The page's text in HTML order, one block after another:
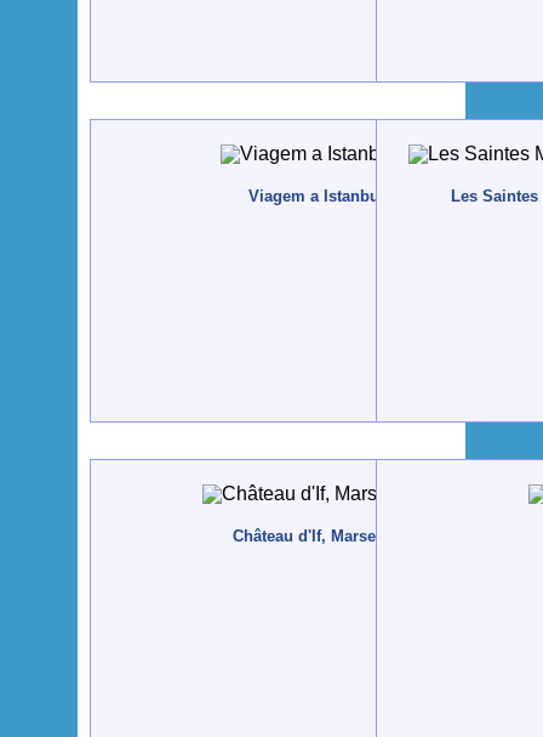
Viagem a Istanbul - 2013, MaioLes Saintes
Château d'If, Marseille - 2013, Maio